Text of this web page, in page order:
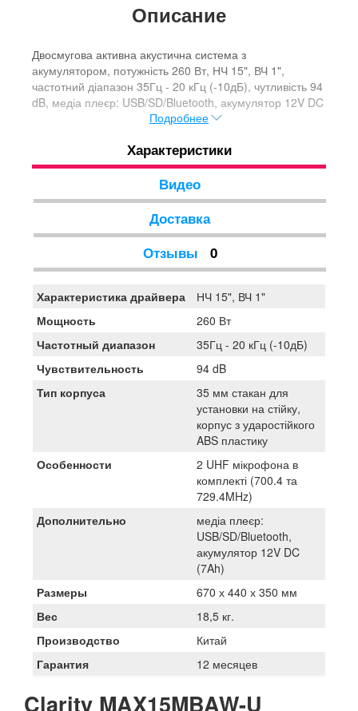
Описание
Двосмугова активна акустична система з
акумулятором, потужність 260 Вт, НЧ 15", ВЧ 1",
частотний діапазон 35Гц - 20 кГц (-10дБ), чутливість 94
dB, медіа плеєр: USB/SD/Bluetooth, акумулятор 12V DC
(10Ah), 2 UHF мікрофона в комплекті (700.4 та
корпус з ударостійкого ABS пластику, розмір (В/Ш/Г):
670х440х350 мм, вага 18,5 кг.
Подробнее
Характеристики
Видео
Доставка
Отзывы
0
Характеристика драйвера
НЧ 15", ВЧ 1"
Мощность
260 Вт
Частотный диапазон
35Гц - 20 кГц (-10дБ)
Чувствительность
94 dB
Тип корпуса
35 мм стакан для
установки на стійку,
корпус з ударостійкого
ABS пластику
Особенности
2 UHF мікрофона в
комплекті (700.4 та
729.4MHz)
Дополнительно
медіа плеєр:
USB/SD/Bluetooth,
акумулятор 12V DC
(7Ah)
Размеры
670 х 440 х 350 мм
Вес
18,5 кг.
Производство
Китай
Гарантия
12 месяцев
Clarity MAX15MBAW-U